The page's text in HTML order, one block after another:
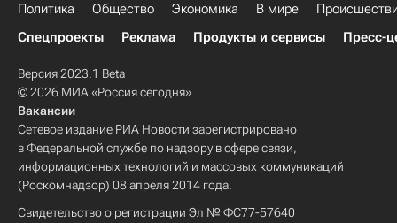
Политика Общество Экономика В мире
Спецпроекты
Реклама Продукты и сервисы Пресс-
Версия 2023.1 Beta
© 2026 МИА «Россия сегодня»
Вакансии
Сетевое издание РИА Новости зарегистрировано
в Федеральной службе по надзору в сфере связи,
информационных технологий и массовых коммуникаций
(Роскомнадзор) 08 апреля 2014 года.
Свидетельство о регистрации Эл № ФС77-57640